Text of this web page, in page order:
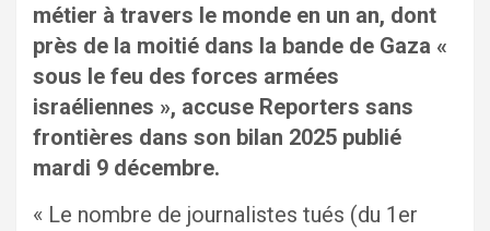
métier à travers le monde en un an, dont
près de la moitié dans la bande de Gaza «
sous le feu des forces armées
israéliennes », accuse Reporters sans
frontières dans son bilan 2025 publié
mardi 9 décembre.
« Le nombre de journalistes tués (du 1er